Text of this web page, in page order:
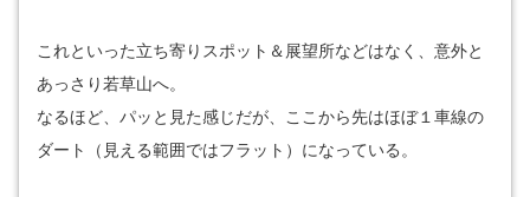
これといった立ち寄りスポット＆展望所などはなく、意外と
あっさり若草山へ。
なるほど、パッと見た感じだが、ここから先はほぼ１車線の
ダート（見える範囲ではフラット）になっている。